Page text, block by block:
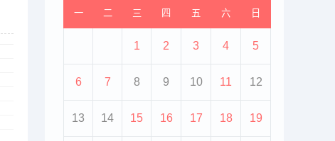
一 二 三 四 五 六 日
1 2 3 4 5
6 7 8 9 10 11 12
13 14 15 16 17 18 19